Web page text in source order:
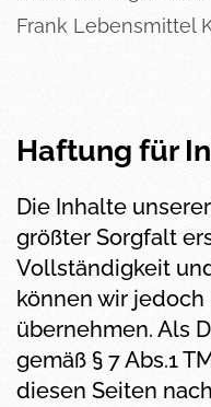
Frank Lebensmittel
Haftung für
Die Inhalte
größter Sorgfalt
Vollständigkeit
können wir jedoch
übernehmen. Als
gemäß § 7 Abs.1
diesen Seiten